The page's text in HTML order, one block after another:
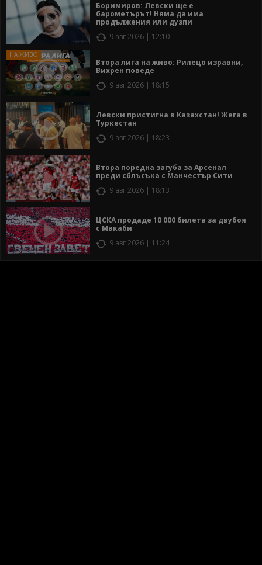
Боримиров: Левски ще е
барометърът! Няма да има
продължения или дузпи
9 авг 2026 | 12:10
Втора лига на живо: Рилецо изравни,
Вихрен поведе
9 авг 2026 | 18:15
Левски пристигна в Казахстан! Жега в
Туркестан
9 авг 2026 | 18:23
Втора поредна загуба за Арсенал
преди сблъсъка с Манчестър Сити
9 авг 2026 | 18:13
ЦСКА продаде 10 000 билета за двубоя
с Макаби
9 авг 2026 | 11:24